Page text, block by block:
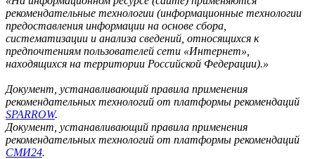
рекомендательные технологии (информационные технологии
предоставления информации на основе сбора,
систематизации и анализа сведений, относящихся к
предпочтениям пользователей сети «Интернет»,
находящихся на территории Российской Федерации).»
Документ, устанавливающий правила применения
рекомендательных технологий от платформы рекомендаций
SPARROW.
Документ, устанавливающий правила применения
рекомендательных технологий от платформы рекомендаций
СМИ24.